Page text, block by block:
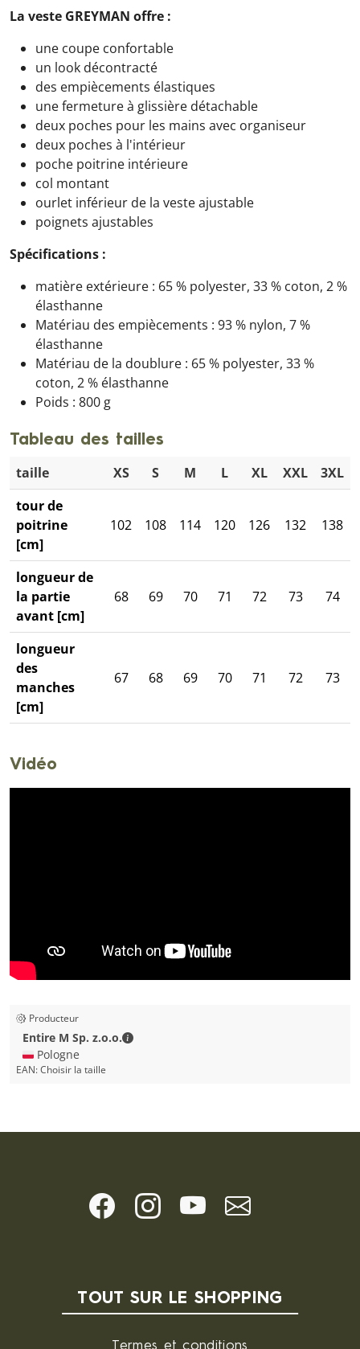
La veste GREYMAN offre :
une coupe confortable
un look décontracté
des empiècements élastiques
une fermeture à glissière détachable
deux poches pour les mains avec organiseur
deux poches à l'intérieur
poche poitrine intérieure
col montant
ourlet inférieur de la veste ajustable
poignets ajustables
Spécifications :
matière extérieure : 65 % polyester, 33 % coton, 2 %
élasthanne
Matériau des empiècements : 93 % nylon, 7 %
élasthanne
Matériau de la doublure : 65 % polyester, 33 %
coton, 2 % élasthanne
Poids : 800 g
Tableau des tailles
taille XS S M L XL XXL
3XL
tour de
poitrine
[cm]
102 108 114 120 126 132 138
longueur de
la partie
avant [cm]
68 69 70 71 72 73 74
longueur
des
manches
[cm]
67 68 69 70 71 72 73
Vidéo
Producteur
Entire M Sp. z.o.o.
Entire M Sp. z.o.o. - Coordonnées de la
🇵🇱 Pologne
EAN:Choisir la taille
TOUT SUR LE SHOPPING